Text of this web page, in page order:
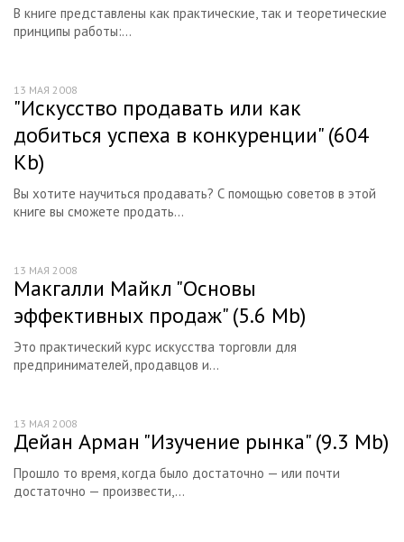
Обеспечение конкурентоспособности брендов
Бренд как социально-психологическое явление
Маркетинговые исследования
Понятие конкуренции
Методы прогнозирования в маркетинговых
исследованиях
Медиаисследования
Сегментирование рынка
Критерии и признаки сегментирования рынка
Сегментирование: выбор целевых сегментов
Активные продажи
Поиск клиентов
Продажи по телефону
В книге представлены как практические, так и теоретические
принципы работы:...
"Искусство продавать или как
добиться успеха в конкуренции" (604
Kb)
Вы хотите научиться продавать? С помощью советов в этой
книге вы сможете продать...
13 МАЯ 2008
Макгалли Майкл "Основы
эффективных продаж" (5.6 Мb)
Это практический курс искусства торговли для
предпринимателей, продавцов и...
13 МАЯ 2008
Дейан Арман "Изучение рынка" (9.3 Мb)
Прошло то время, когда было достаточно — или почти
достаточно — произвести,...
13 МАЯ 2008